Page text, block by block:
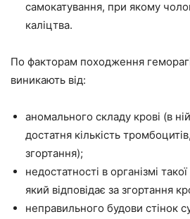
самокатування, при якому
каліцтва.
По факторам походження
виникають від:
аномального складу крові (в
достатня кількість
згортання);
недостатності в організмі
який відповідає за згортання
неправильного будови стінок